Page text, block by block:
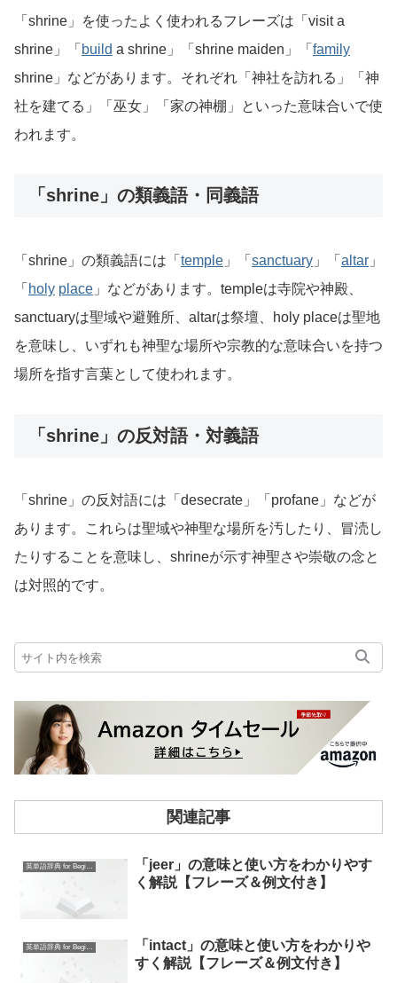
「shrine」を使ったよく使われるフレーズは「visit a
shrine」「 build a shrine」「shrine maiden」「 family
shrine」などがあります。それぞれ「神社を訪れる」「神
社を建てる」「巫女」「家の神棚」といった意味合いで使
われます。
「shrine」の類義語・同義語
「shrine」の類義語には「 temple 」「 sanctuary 」「 altar 」
「 holy place 」などがあります。templeは寺院や神殿、
sanctuaryは聖域や避難所、altarは祭壇、holy placeは聖地
を意味し、いずれも神聖な場所や宗教的な意味合いを持つ
場所を指す言葉として使われます。
「shrine」の反対語・対義語
「shrine」の反対語には「desecrate」「profane」などが
あります。これらは聖域や神聖な場所を汚したり、冒涜し
たりすることを意味し、shrineが示す神聖さや崇敬の念と
は対照的です。
関連記事
英単語辞典 for Beginners
「jeer」の意味と使い方をわかりやす
く解説【フレーズ＆例文付き】
英単語辞典 for Beginners
「intact」の意味と使い方をわかりや
すく解説【フレーズ＆例文付き】